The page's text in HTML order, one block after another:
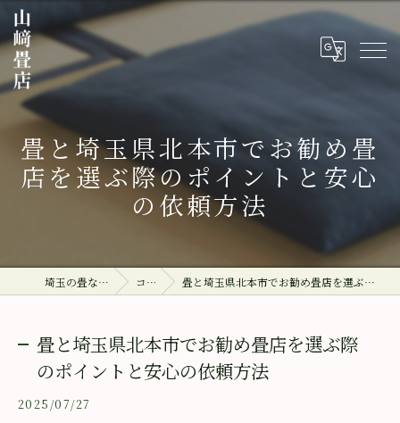
畳と埼玉県北本市でお勧め畳
店を選ぶ際のポイントと安心
の依頼方法
埼玉の畳なら山﨑畳店 コラム 畳と埼玉県北本市でお勧め畳店を選ぶ際のポイントと安心の依頼方法
畳と埼玉県北本市でお勧め畳店を選ぶ際
のポイントと安心の依頼方法
2025/07/27